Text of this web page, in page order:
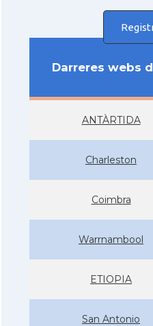
Darreres webs
ANTÀRTIDA
Charleston
Coimbra
Warrnambool
ETIOPIA
San Antonio